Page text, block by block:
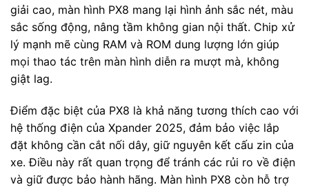
giải cao, màn hình PX8 mang lại hình ảnh sắc nét, màu
sắc sống động, nâng tầm không gian nội thất. Chip xử
lý mạnh mẽ cùng RAM và ROM dung lượng lớn giúp
mọi thao tác trên màn hình diễn ra mượt mà, không
giật lag.
Điểm đặc biệt của PX8 là khả năng tương thích cao với
hệ thống điện của Xpander 2025, đảm bảo việc lắp
đặt không cần cắt nối dây, giữ nguyên kết cấu zin của
xe. Điều này rất quan trọng để tránh các rủi ro về điện
và giữ được bảo hành hãng. Màn hình PX8 còn hỗ trợ